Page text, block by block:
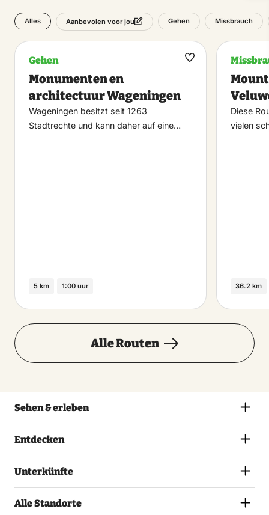
Alles Aanbevolen voor jou Gehen Missbrauch
Gehen
Monumenten en
architectuur Wageningen
Wageningen besitzt seit 1263
Stadtrechte und kann daher auf eine…
5 km 1:00 uur
Maak
Diese
vielen
36.2 km
Alle Routen
Sehen & erleben
Entdecken
Unterkünfte
Alle Standorte